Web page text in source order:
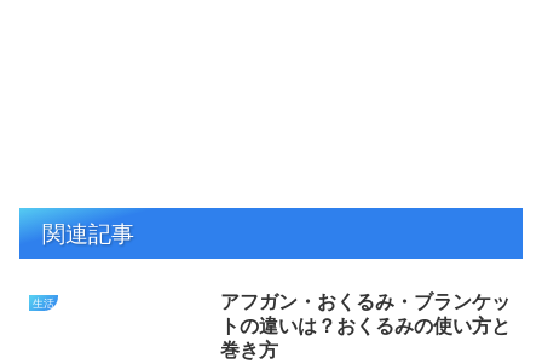
関連記事
生活
アフガン・おくるみ・ブランケッ
トの違いは？おくるみの使い方と
巻き方